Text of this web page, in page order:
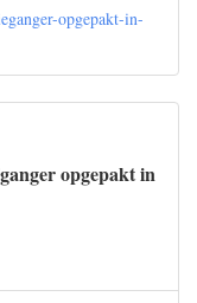
opgepakt-in-
opgepakt in